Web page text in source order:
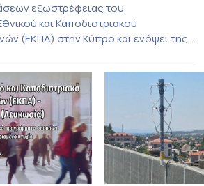
εξωστρέφειας του
και Καποδιστριακού
(ΕΚΠΑ) στην Κύπρο και ενόψει της
προγραμμάτων σπουδών του
Επιστημών και του Τμήματος
και Οργανισμών τον Σεπτέμβριο
της Σχολής Οικονομικών και
Καθηγητής Νικόλαος Ηρειώτης, και ο
[…]